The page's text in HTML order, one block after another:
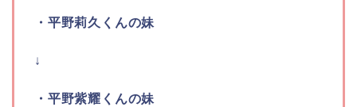
・平野莉久くんの妹
↓
・平野紫耀くんの妹